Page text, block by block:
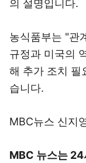
의 설명입니다.
농식품부는 "관
규정과 미국의
해 추가 조치 필
습니다.
MBC뉴스 신지
MBC 뉴스는 24